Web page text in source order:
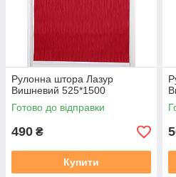
Рулонна штора Лазур
Вишневий 525*1500
Готово до відправки
490 ₴
Купити